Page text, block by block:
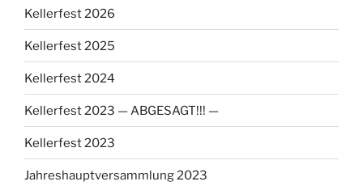
Kellerfest 2026
Kellerfest 2025
Kellerfest 2024
Kellerfest 2023 — ABGESAGT!!! —
Kellerfest 2023
Jahreshauptversammlung 2023